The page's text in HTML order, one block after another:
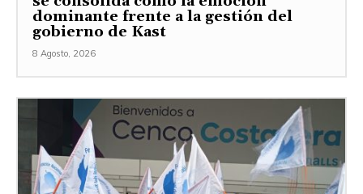
dominante frente a la gestión del
gobierno de Kast
8 Agosto, 2026